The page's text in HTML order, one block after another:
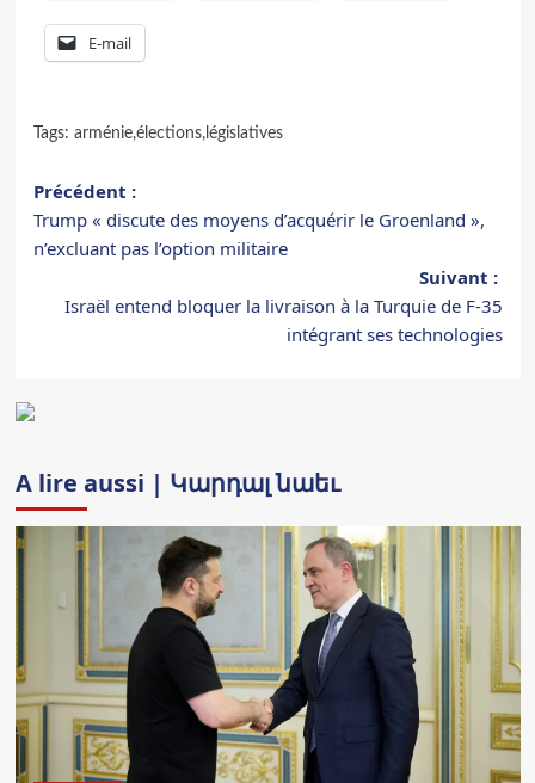
E-mail
Tags: arménie,élections,législatives
Navigation
d’article
Précédent :
Trump « discute des moyens d’acquérir le Groenland »,
n’excluant pas l’option militaire
Suivant :
Israël entend bloquer la livraison à la Turquie de F-35
intégrant ses technologies
A lire aussi | Կարդալ նաեւ